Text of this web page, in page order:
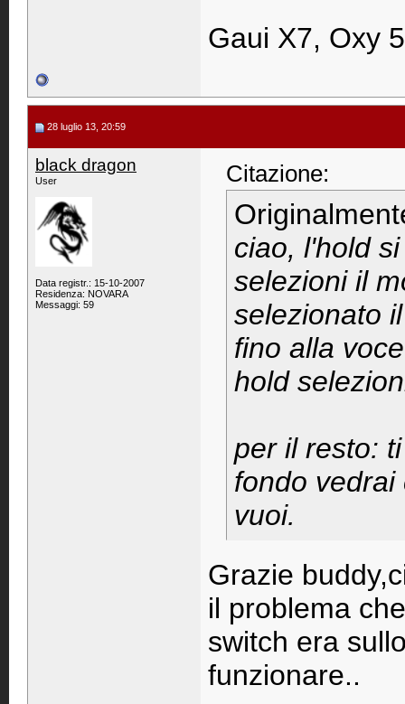
Gaui X7, Oxy
28 luglio 13, 20:59
black dragon
User
Data registr.: 15-10-2007
Residenza: NOVARA
Messaggi: 59
Citazione:
ciao, l'hold
selezioni il
selezionato
fino alla
hold
per il resto:
fondo vedrai
vuoi.
Grazie
il problema
switch era
funzionare..